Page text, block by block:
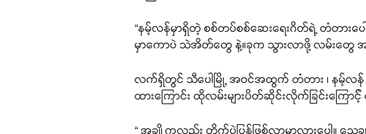
“နမ့်လန်မှာရှိတဲ့ စစ်တပ်စစ်ဆေးရေးဂိတ်ရဲ့ တံတားပ
မှာကောပဲ သဲအိတ်တွေ နဲ့။ခုက သွားလာဖို့ လမ်းတွေ
လက်ရှိတွင် သီပေါမြို့ အဝင်အထွက် တံတား ၊ နမ့်လန် –
ထားကြောင်း ထိုလမ်းများပိတ်ဆိုင်းလိုက်ခြင်းကြော
“ အချို့ကလည်း တိုက်ပွဲပြန်ဖြစ်လာမှာလားပေါ့။